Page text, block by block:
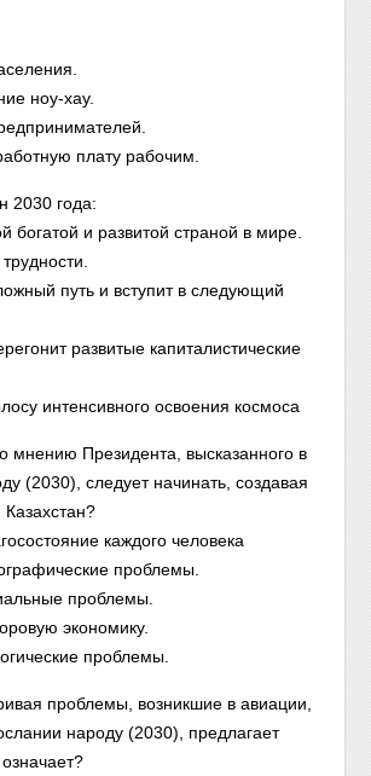
ноу-хау.
плату рабочим.
2030 года:
богатой и развитой страной в мире.
путь и вступит в следующий
развитые капиталистические
интенсивного освоения космоса
мнению Президента, высказанного в
(2030), следует начинать, создавая
каждого человека
проблемы.
проблемы.
экономику.
проблемы.
проблемы, возникшие в авиации,
народу (2030), предлагает